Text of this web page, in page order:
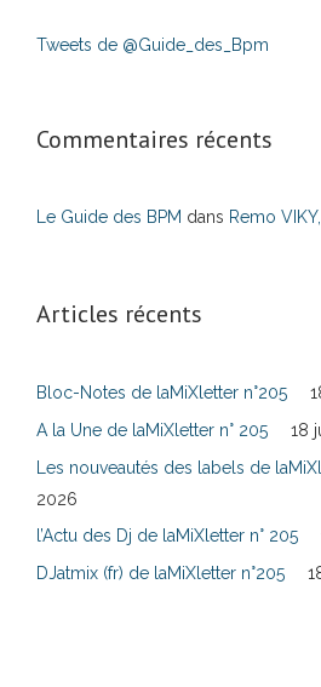
Tweets de @Guide_des_Bpm
Commentaires récents
Le Guide des BPM dans Remo
Articles récents
Bloc-Notes de laMiXletter n°205
A la Une de laMiXletter n° 205
18
Les nouveautés des labels de
2026
l’Actu des Dj de laMiXletter n° 205
DJatmix (fr) de laMiXletter n°205